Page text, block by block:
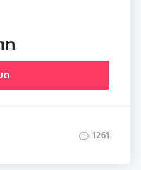
ท
ด
1261